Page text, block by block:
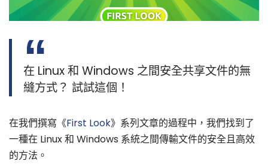
在 Linux 和 Windows 之間安全共享文件的無
縫方式？ 試試這個！
在我們撰寫《First Look》系列文章的過程中，我們找到了
一種在 Linux 和 Windows 系統之間傳輸文件的安全且高效
的方法。